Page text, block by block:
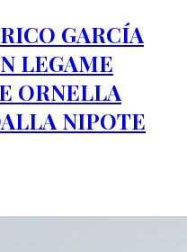
GARCÍA
LEGAME
ORNELLA
NIPOTE